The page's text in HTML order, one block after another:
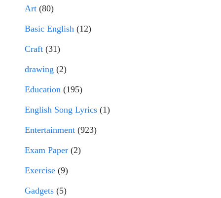
Art (80)
Basic English (12)
Craft (31)
drawing (2)
Education (195)
English Song Lyrics (1)
Entertainment (923)
Exam Paper (2)
Exercise (9)
Gadgets (5)